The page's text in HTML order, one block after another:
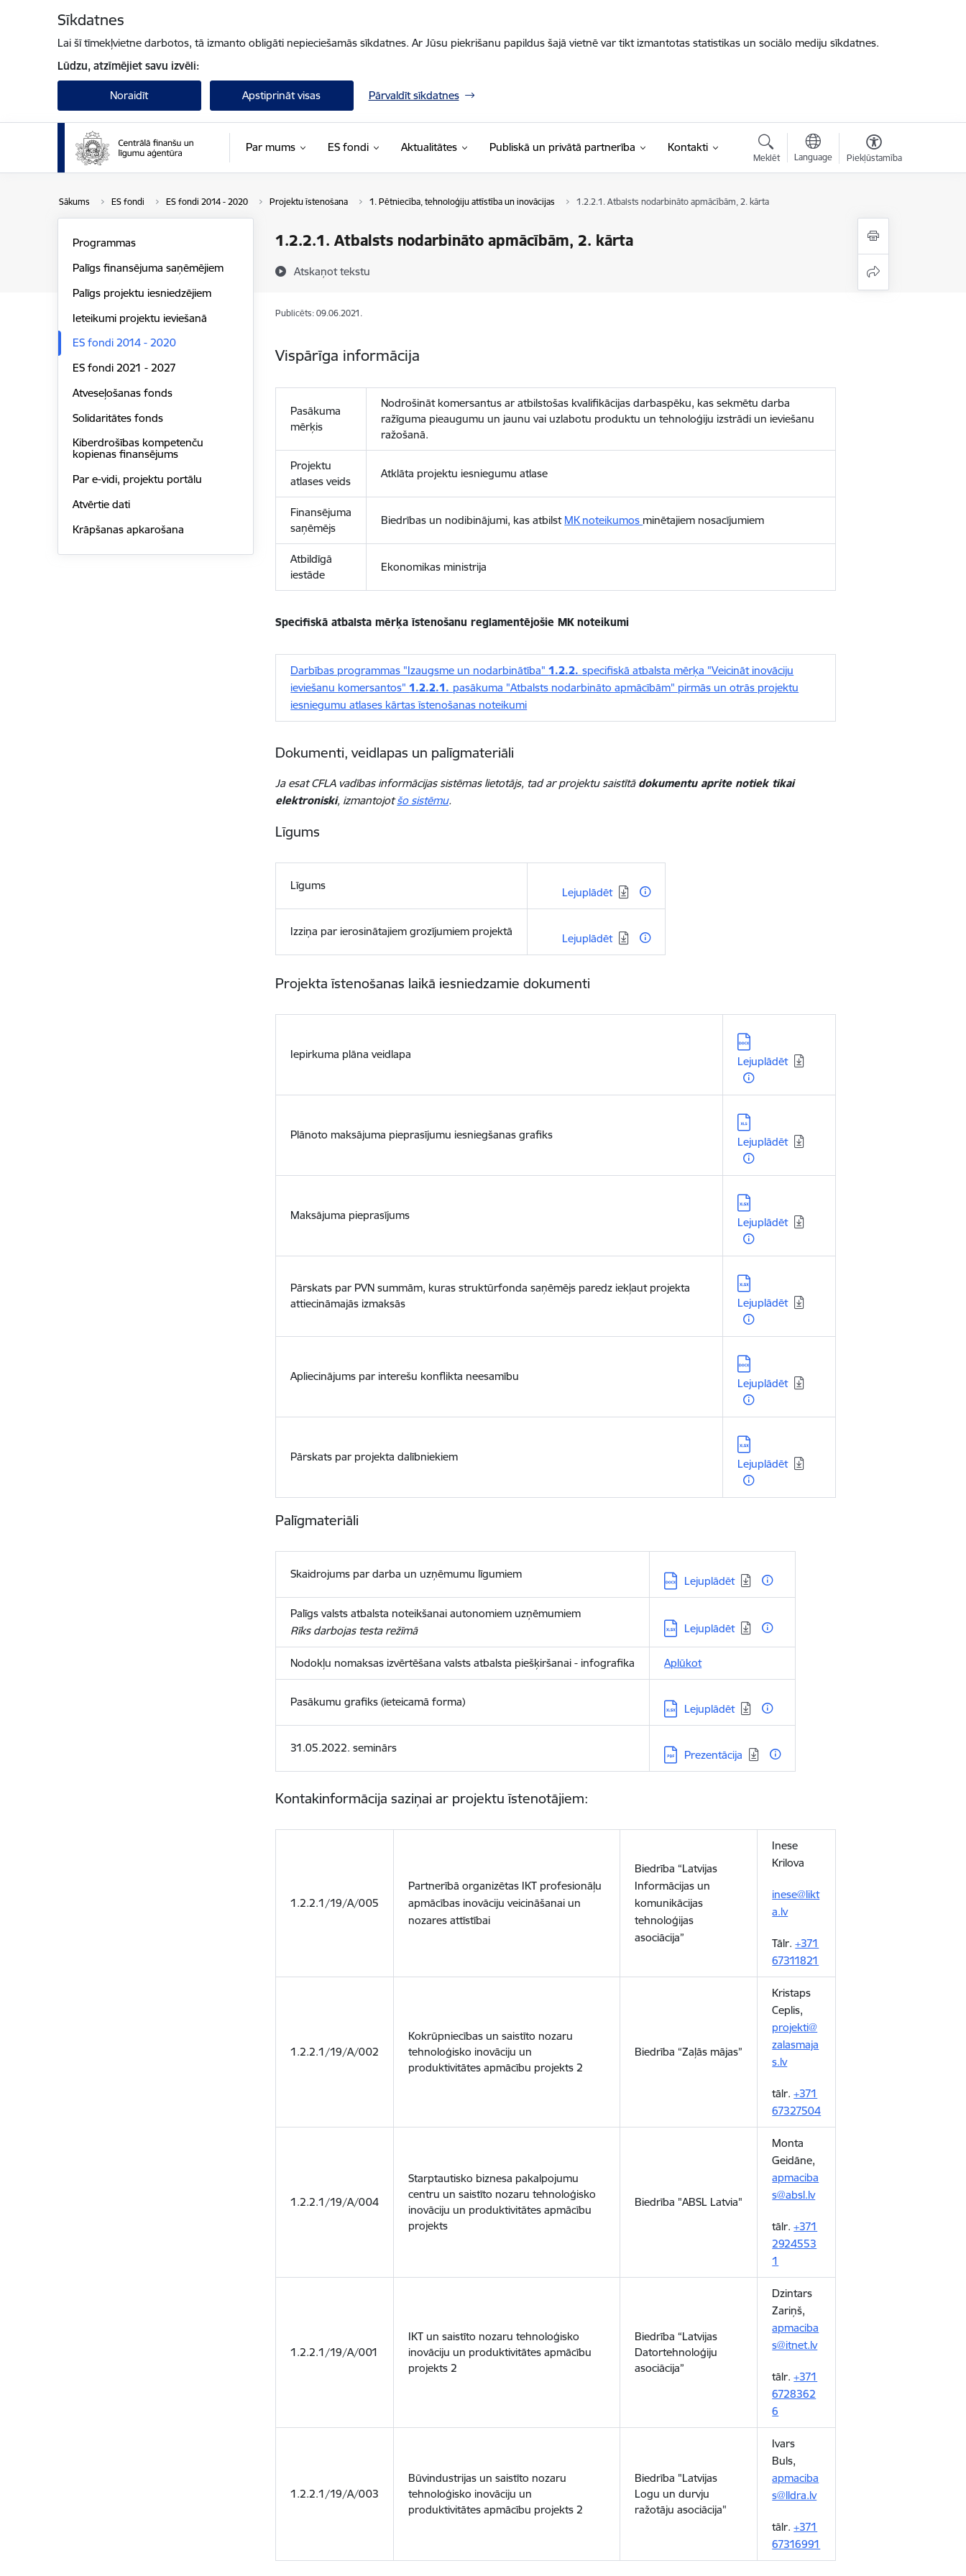
Sīkdatnes
Lai šī tīmekļvietne darbotos, tā izmanto obligāti nepieciešamās sīkdatnes. Ar Jūsu piekrišanu papildus šajā vietnē var tikt izmantotas statistikas un sociālo mediju sīkdatnes.
Lūdzu, atzīmējiet savu izvēli:
Noraidīt Apstiprināt visas Pārvaldīt sīkdatnes
Par mums ES fondi Aktualitātes Publiskā un privātā partnerība Kontakti
Meklēt Language Piekļūstamība
Sākums ES fondi ES fondi 2014 - 2020 Projektu īstenošana 1. Pētniecība, tehnoloģiju attīstība un inovācijas 1.2.2.1. Atbalsts nodarbināto apmācībām, 2. kārta
1.2.2.1. Atbalsts nodarbināto apmācībām, 2. kārta
Atskaņot tekstu
Programmas
Palīgs finansējuma saņēmējiem
Palīgs projektu iesniedzējiem
Ieteikumi projektu ieviešanā
ES fondi 2014 - 2020
ES fondi 2021 - 2027
Atveseļošanas fonds
Solidaritātes fonds
Kiberdrošības kompetenču
kopienas finansējums
Par e-vidi, projektu portālu
Atvērtie dati
Krāpšanas apkarošana
Publicēts: 09.06.2021.
Vispārīga informācija
Pasākuma
mērķis
Nodrošināt komersantus ar atbilstošas kvalifikācijas darbaspēku, kas sekmētu darba
ražīguma pieaugumu un jaunu vai uzlabotu produktu un tehnoloģiju izstrādi un ieviešanu
ražošanā.
Projektu
atlases veids
Atklāta projektu iesniegumu atlase
Finansējuma
saņēmējs
Biedrības un nodibinājumi, kas atbilst MK noteikumos minētajiem nosacījumiem
Atbildīgā
iestāde
Ekonomikas ministrija
Specifiskā atbalsta mērķa īstenošanu reglamentējošie MK noteikumi
Darbības programmas "Izaugsme un nodarbinātība"1.2.2.specifiskā atbalsta mērķa "Veicināt inovāciju
ieviešanu komersantos"1.2.2.1. pasākuma "Atbalsts nodarbināto apmācībām" pirmās un otrās projektu
iesniegumu atlases kārtas īstenošanas noteikumi
Dokumenti, veidlapas un palīgmateriāli
Ja esat CFLA vadības informācijas sistēmas lietotājs, tad ar projektu saistītā dokumentu aprite notiek tikai
elektroniski, izmantojotšo sistēmu.
Līgums
Līgums Lejupielādēt:
Lejuplādēt
Izziņa par ierosinātajiem grozījumiem projektā Lejupielādēt:
Lejuplādēt
Projekta īstenošanas laikā iesniedzamie dokumenti
Iepirkuma plāna veidlapa
Lejupielādēt:
Lejuplādēt
Plānoto maksājuma pieprasījumu iesniegšanas grafiks
Lejupielādēt:
Lejuplādēt
Maksājuma pieprasījums
Lejupielādēt:
Lejuplādēt
Pārskats par PVN summām, kuras struktūrfonda saņēmējs paredz iekļaut projekta
attiecināmajās izmaksās
Lejupielādēt:
Lejuplādēt
Apliecinājums par interešu konflikta neesamību
Lejupielādēt:
Lejuplādēt
Pārskats par projekta dalībniekiem
Lejupielādēt:
Lejuplādēt
Palīgmateriāli
Skaidrojums par darba un uzņēmumu līgumiem Lejupielādēt:
Lejuplādēt
Palīgs valsts atbalsta noteikšanai autonomiem uzņēmumiem
Rīks darbojas testa režīmā
Lejupielādēt:
Lejuplādēt
Nodokļu nomaksas izvērtēšana valsts atbalsta piešķiršanai - infografika Aplūkot
Pasākumu grafiks (ieteicamā forma) Lejupielādēt:
Lejuplādēt
31.05.2022. seminārs Lejupielādēt:
Prezentācija
Kontakinformācija saziņai ar projektu īstenotājiem:
1.2.2.1/19/A/005
Partnerībā organizētas IKT profesionāļu
apmācības inovāciju veicināšanai un
nozares attīstībai
Biedrība “Latvijas
Informācijas un
komunikācijas
tehnoloģijas
asociācija”
Inese
Krilova
inese@likt
a.lv
Tālr.+371
67311821
1.2.2.1/19/A/002
Kokrūpniecības un saistīto nozaru
tehnoloģisko inovāciju un
produktivitātes apmācību projekts 2
Biedrība “Zaļās mājas”
Kristaps
Ceplis,
projekti@
zalasmaja
s.lv
tālr.+371
67327504
1.2.2.1/19/A/004
Starptautisko biznesa pakalpojumu
centru un saistīto nozaru tehnoloģisko
inovāciju un produktivitātes apmācību
projekts
Biedrība "ABSL Latvia"
Monta
Geidāne,
apmaciba
s@absl.lv
tālr.+371
2924553
1
1.2.2.1/19/A/001
IKT un saistīto nozaru tehnoloģisko
inovāciju un produktivitātes apmācību
projekts 2
Biedrība “Latvijas
Datortehnoloģiju
asociācija”
Dzintars
Zariņš,
apmaciba
s@itnet.lv
tālr.+371
6728362
6
1.2.2.1/19/A/003
Būvindustrijas un saistīto nozaru
tehnoloģisko inovāciju un
produktivitātes apmācību projekts 2
Biedrība "Latvijas
Logu un durvju
ražotāju asociācija"
Ivars
Buls,
apmaciba
s@lldra.lv
tālr.+371
67316991